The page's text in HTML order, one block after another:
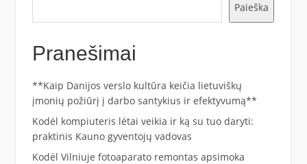
Paieška
Pranešimai
**Kaip Danijos verslo kultūra keičia lietuviškų
įmonių požiūrį į darbo santykius ir efektyvumą**
Kodėl kompiuteris lėtai veikia ir ką su tuo daryti:
praktinis Kauno gyventojų vadovas
Kodėl Vilniuje fotoaparato remontas apsimoka